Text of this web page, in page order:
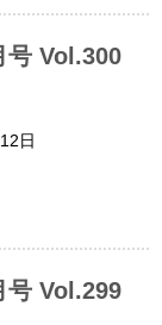
号 Vol.300
日
号 Vol.299